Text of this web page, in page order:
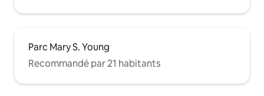
Parc Mary S. Young
Recommandé par 21 habitants